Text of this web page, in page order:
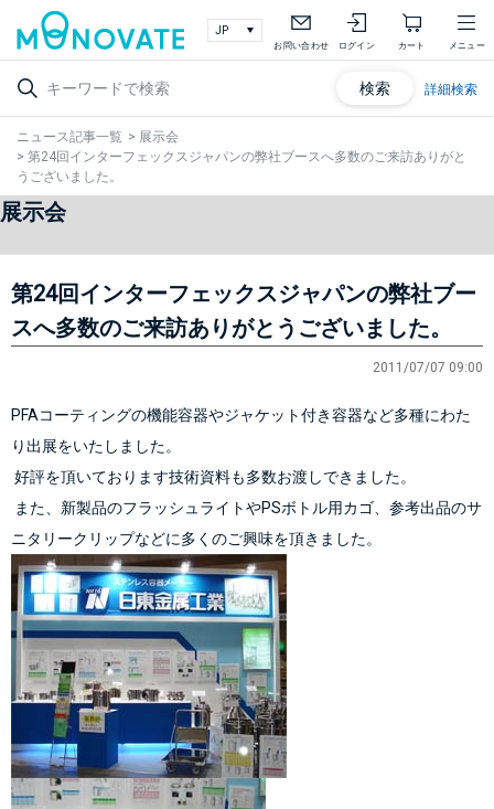
お問い合わせ ログイン カート メニュー
検索 詳細検索
ニュース記事一覧 > 展示会
> 第24回インターフェックスジャパンの弊社ブースへ多数のご来訪ありがと
うございました。
展示会
第24回インターフェックスジャパンの弊社ブー
スへ多数のご来訪ありがとうございました。
2011/07/07 09:00
PFAコーティングの機能容器やジャケット付き容器など多種にわた
り出展をいたしました。
好評を頂いております技術資料も多数お渡しできました。
ニタリークリップなどに多くのご興味を頂きました。